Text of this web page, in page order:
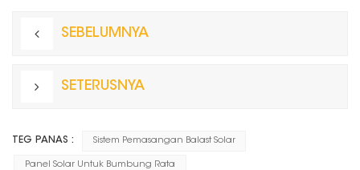
SEBELUMNYA
SETERUSNYA
TEG PANAS : Sistem Pemasangan Balast Solar
Panel Solar Untuk Bumbung Rata